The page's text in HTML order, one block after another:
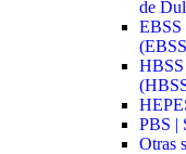
de
EBSS
HBSS
PBS |
Otras